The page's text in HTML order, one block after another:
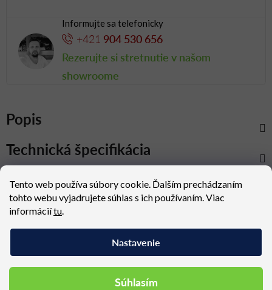
Tento web používa súbory cookie. Ďalším prechádzaním
tohto webu vyjadrujete súhlas s ich používaním. Viac
informáciítu.
Nastavenie
Súhlasím
Informujte sa telefonicky
+421 904 530 656
Rezerujte si stretnutie v našom
showroome
Konfigurovateľné Doprava nad 300 €
Popis
Celá kolekcia
Rozmery
Technická špecifikácia